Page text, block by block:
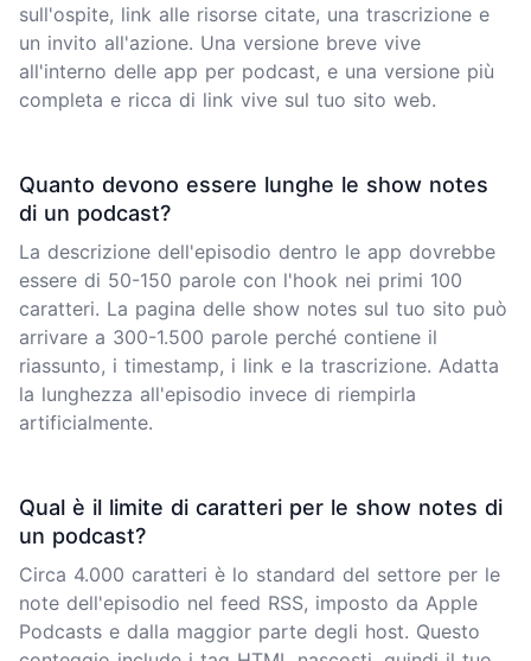
sull'ospite, link alle risorse citate, una trascrizione e
un invito all'azione. Una versione breve vive
all'interno delle app per podcast, e una versione più
completa e ricca di link vive sul tuo sito web.
Quanto devono essere lunghe le show notes
di un podcast?
La descrizione dell'episodio dentro le app dovrebbe
essere di 50-150 parole con l'hook nei primi 100
caratteri. La pagina delle show notes sul tuo sito può
arrivare a 300-1.500 parole perché contiene il
riassunto, i timestamp, i link e la trascrizione. Adatta
la lunghezza all'episodio invece di riempirla
artificialmente.
Qual è il limite di caratteri per le show notes di
un podcast?
Circa 4.000 caratteri è lo standard del settore per le
note dell'episodio nel feed RSS, imposto da Apple
Podcasts e dalla maggior parte degli host. Questo